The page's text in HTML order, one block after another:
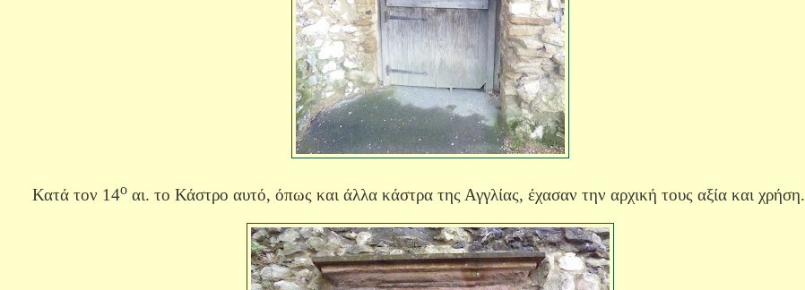
Κατά τον 14ο αι. το Κάστρο αυτό, όπως και άλλα κάστρα της Αγγλίας, έχασαν την αρχική τους αξία και χρήση.